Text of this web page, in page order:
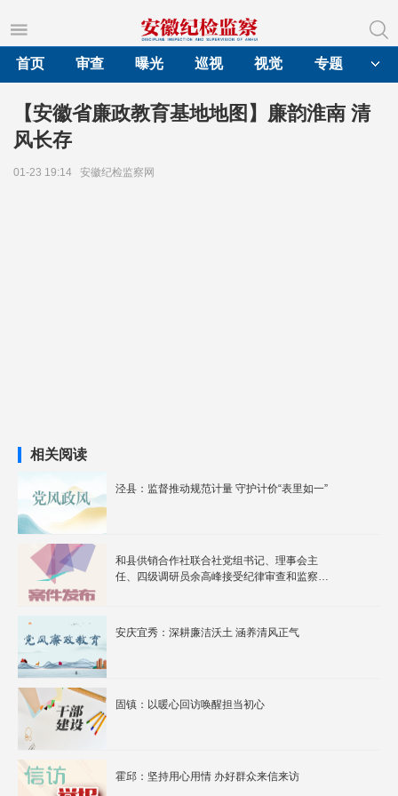
首页
审查 曝光 巡视 视觉 专题
【安徽省廉政教育基地地图】廉韵淮南 清
风长存
01-23 19:14 安徽纪检监察网
相关阅读
泾县：监督推动规范计量 守护计价“表里如一”
​和县供销合作社联合社党组书记、理事会主
任、四级调研员余高峰接受纪律审查和监察调
安庆宜秀：深耕廉洁沃土 涵养清风正气
固镇：以暖心回访唤醒担当初心
霍邱：坚持用心用情 办好群众来信来访